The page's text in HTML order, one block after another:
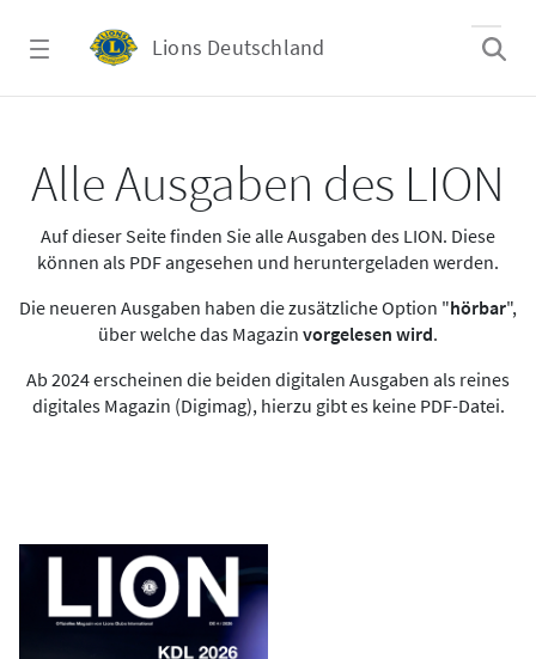
Lions Deutschland
Alle Ausgaben des LION
Auf dieser Seite finden Sie alle Ausgaben des LION. Diese
können als PDF angesehen und heruntergeladen werden.
Die neueren Ausgaben haben die zusätzliche Option "hörbar",
über welche das Magazin vorgelesen wird.
Ab 2024 erscheinen die beiden digitalen Ausgaben als reines
digitales Magazin (Digimag), hierzu gibt es keine PDF-Datei.